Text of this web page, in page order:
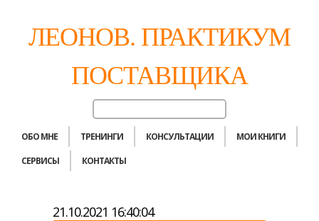
ЛЕОНОВ. ПРАКТИКУМ
ПОСТАВЩИКА
ОБО МНЕ ТРЕНИНГИ КОНСУЛЬТАЦИИ
МОИ КНИГИ
СЕРВИСЫ
КОНТАКТЫ
21.10.2021 16:40:04